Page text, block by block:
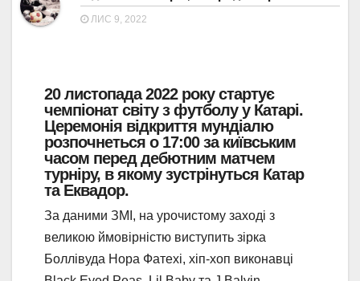
ЛИС 9, 2022
20 листопада 2022 року стартує
чемпіонат світу з футболу у Катарі.
Церемонія відкриття мундіалю
розпочнеться о 17:00 за київським
часом перед дебютним матчем
турніру, в якому зустрінуться Катар
та Еквадор.
За даними ЗМІ, на урочистому заході з
великою ймовірністю виступить зірка
Боллівуда Нора Фатехі, хіп-хоп виконавці